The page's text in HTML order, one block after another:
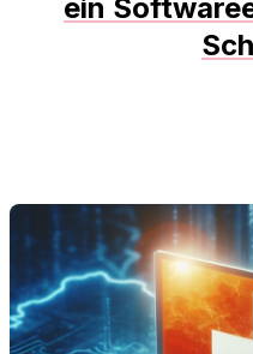
ein